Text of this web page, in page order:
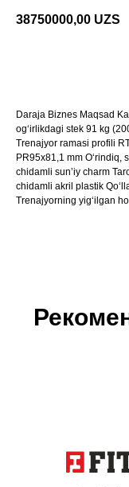
38750000,00 UZS
Daraja Biznes Maqsad
og‘irlikdagi stek 91 kg
Trenajyor ramasi profili
PR95x81,1 mm
chidamli sun’iy charm
chidamli akril plastik
Trenajyorning yig‘ilgan